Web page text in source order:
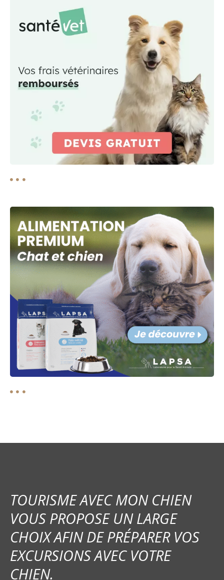
TOURISME AVEC MON CHIEN
VOUS PROPOSE UN LARGE
CHOIX AFIN DE PRÉPARER VOS
EXCURSIONS AVEC VOTRE
CHIEN.